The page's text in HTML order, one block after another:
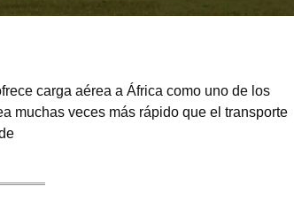
carga aérea a África como uno de los
muchas veces más rápido que el transporte